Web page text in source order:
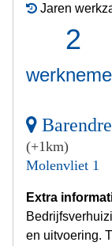
Jaren
2
(+1km)
Molenvliet 1
Extra
en uitvoering.